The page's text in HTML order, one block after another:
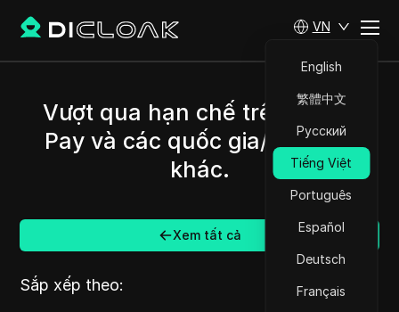
VN
English
繁體中文
Русский
Tiếng Việt
Português
Español
Deutsch
Français
Vượt qua hạn chế trên Apple
Pay và các quốc gia/khu vực
khác.
Xem tất cả
Sắp xếp theo: